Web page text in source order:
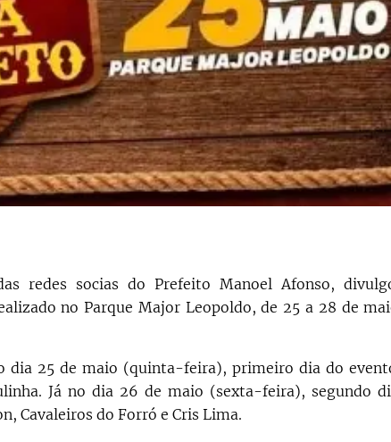
redes socias do Prefeito Manoel Afonso,
no Parque Major Leopoldo, de 25 a 28 de
dia 25 de maio (quinta-feira), primeiro dia do
Já no dia 26 de maio (sexta-feira), segundo
Cavaleiros do Forró e Cris Lima.